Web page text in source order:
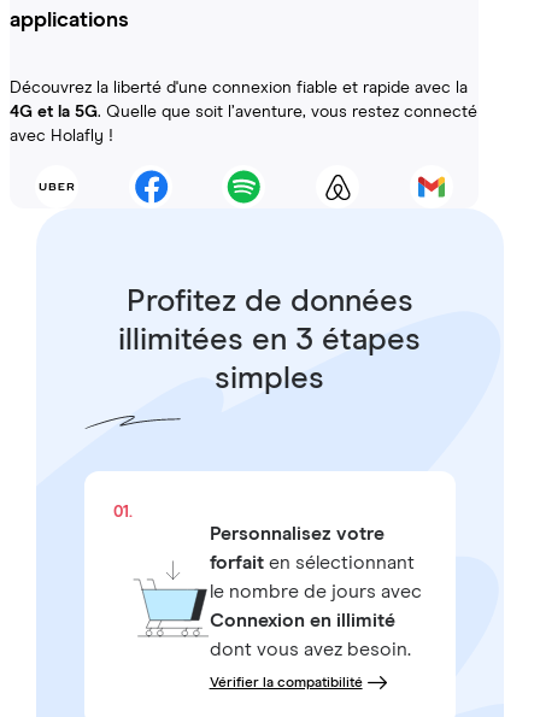
applications
Découvrez la liberté d'une connexion fiable et rapide avec la
4G et la 5G. Quelle que soit l’aventure, vous restez connecté
avec Holafly !
Profitez de données
illimitées en 3 étapes
simples
01.
Personnalisez votre
forfaiten sélectionnant
le nombre de jours avec
Connexion en illimité
dont vous avez besoin.
Vérifier la compatibilité